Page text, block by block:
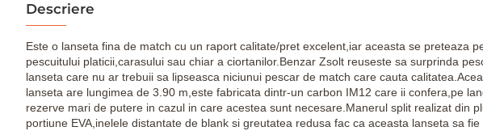
Descriere
Este o lanseta fina de match cu un raport calitate/pret excelent,iar aceasta se preteaza
pescuitului platicii,carasului sau chiar a ciortanilor.Benzar Zsolt reuseste sa surprinda
lanseta care nu ar trebuii sa lipseasca niciunui pescar de match care cauta
lanseta are lungimea de 3.90 m,este fabricata dintr-un carbon IM12 care ii confera,pe
rezerve mari de putere in cazul in care acestea sunt necesare.Manerul split realizat din
portiune EVA,inelele distantate de blank si greutatea redusa fac ca aceasta lanseta sa fie